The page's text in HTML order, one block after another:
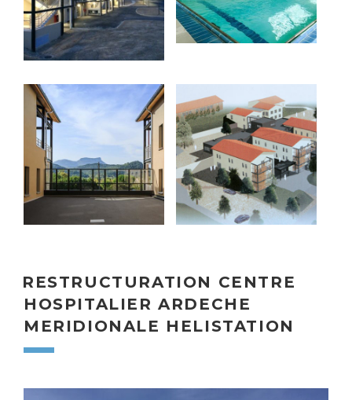
RESTRUCTURATION CENTRE
HOSPITALIER ARDECHE
MERIDIONALE HELISTATION